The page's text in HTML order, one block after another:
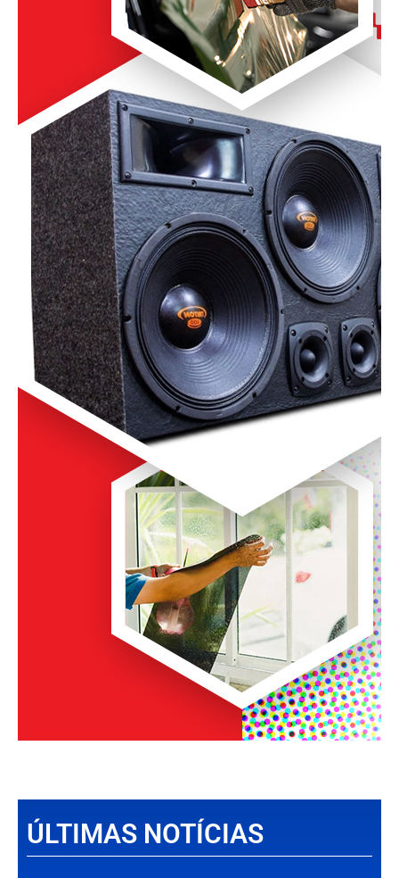
ÚLTIMAS NOTÍCIAS